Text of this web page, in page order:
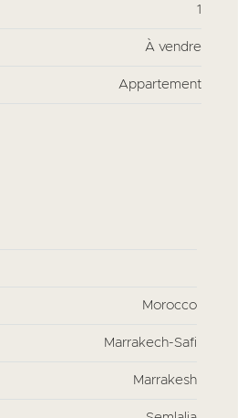
1
À vendre
Appartement
Morocco
Marrakech-Safi
Marrakesh